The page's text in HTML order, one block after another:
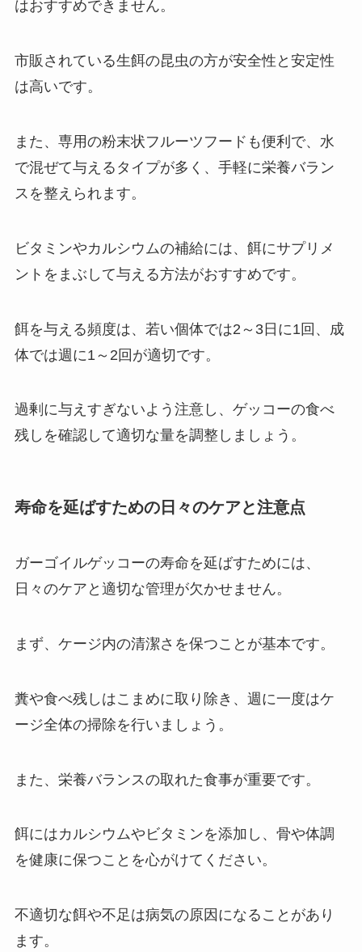
はおすすめできません。
市販されている生餌の昆虫の方が安全性と安定性
は高いです。
また、専用の粉末状フルーツフードも便利で、水
で混ぜて与えるタイプが多く、手軽に栄養バラン
スを整えられます。
ビタミンやカルシウムの補給には、餌にサプリメ
ントをまぶして与える方法がおすすめです。
餌を与える頻度は、若い個体では2～3日に1回、成
体では週に1～2回が適切です。
過剰に与えすぎないよう注意し、ゲッコーの食べ
残しを確認して適切な量を調整しましょう。
寿命を延ばすための日々のケアと注意点
ガーゴイルゲッコーの寿命を延ばすためには、
日々のケアと適切な管理が欠かせません。
まず、ケージ内の清潔さを保つことが基本です。
糞や食べ残しはこまめに取り除き、週に一度はケ
ージ全体の掃除を行いましょう。
また、栄養バランスの取れた食事が重要です。
餌にはカルシウムやビタミンを添加し、骨や体調
を健康に保つことを心がけてください。
不適切な餌や不足は病気の原因になることがあり
ます。